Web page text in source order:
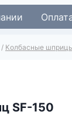
/ Колбасные
SF-150